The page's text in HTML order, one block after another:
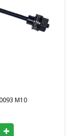
M10